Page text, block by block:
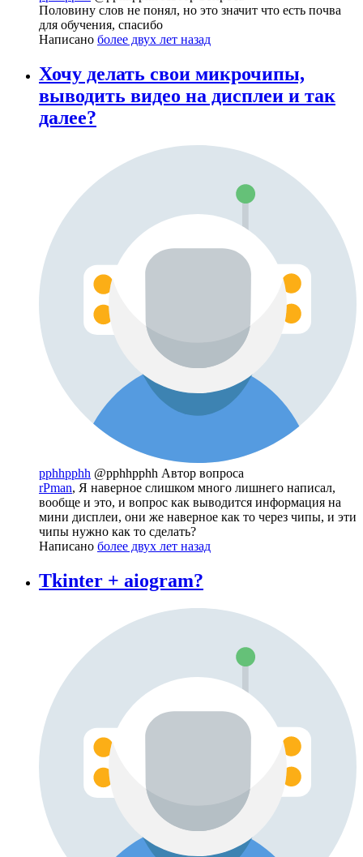
Половину слов не понял, но это значит что есть почва
для обучения, спасибо
Написано более двух лет назад
Хочу делать свои микрочипы,
выводить видео на дисплеи и так
далее?
pphhpphh @pphhpphh Автор вопроса
rPman, Я наверное слишком много лишнего написал,
вообще и это, и вопрос как выводится информация на
мини дисплеи, они же наверное как то через чипы, и эти
чипы нужно как то сделать?
Написано более двух лет назад
Tkinter + aiogram?